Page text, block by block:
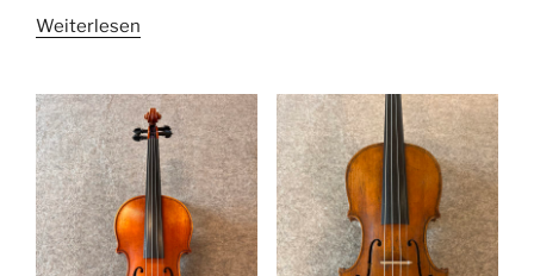
Weiterlesen